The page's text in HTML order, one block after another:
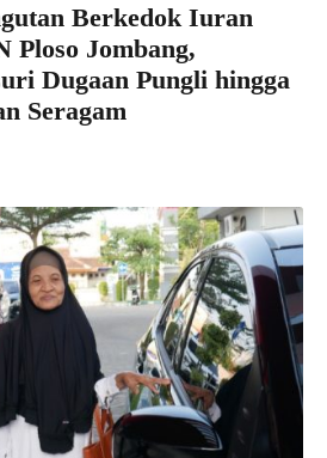
Berkedok Iuran
Ploso Jombang,
Dugaan Pungli hingga
Seragam